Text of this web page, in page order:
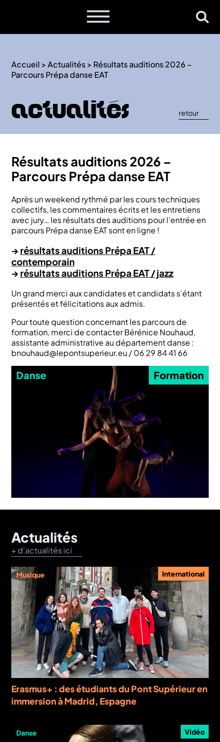
Accueil >Actualités> Résultats auditions 2026 –
Parcours Prépa danse EAT
Actualités retour
Résultats auditions 2026 –
Parcours Prépa danse EAT
Après un weekend rythmé par les cours techniques
collectifs, les commentaires écrits et les entretiens
avec jury… les résultats des auditions pour l’entrée en
parcours Prépa danse EAT sont en ligne !
→ résultats auditions Prépa EAT /
contemporain
→ résultats auditions Prépa EAT / jazz
Un grand merci aux candidates et candidats s’étant
présentés et félicitations aux admis.
Pour toute question concernant les parcours de
formation, merci de contacter Bérénice Nouhaud,
assistante administrative au département danse :
bnouhaud@lepontsuperieur.eu / 06 29 84 41 66
Danse Formation
Actualités
+ d'actualités ici
Musique International
Erasmus+ : des étudiants du Pont Supérieur en
immersion à Madrid, Espagne
Danse Vidéo